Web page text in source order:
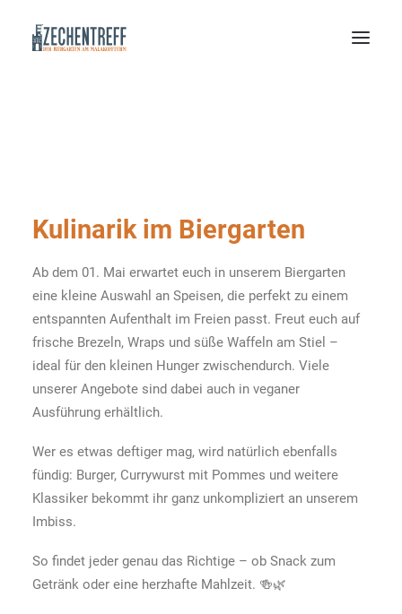
Kulinarik im Biergarten
Ab dem 01. Mai erwartet euch in unserem Biergarten
eine kleine Auswahl an Speisen, die perfekt zu einem
entspannten Aufenthalt im Freien passt. Freut euch auf
frische Brezeln, Wraps und süße Waffeln am Stiel –
ideal für den kleinen Hunger zwischendurch. Viele
unserer Angebote sind dabei auch in veganer
Ausführung erhältlich.
Wer es etwas deftiger mag, wird natürlich ebenfalls
fündig: Burger, Currywurst mit Pommes und weitere
Klassiker bekommt ihr ganz unkompliziert an unserem
Imbiss.
So findet jeder genau das Richtige – ob Snack zum
Getränk oder eine herzhafte Mahlzeit. 🍻🌿